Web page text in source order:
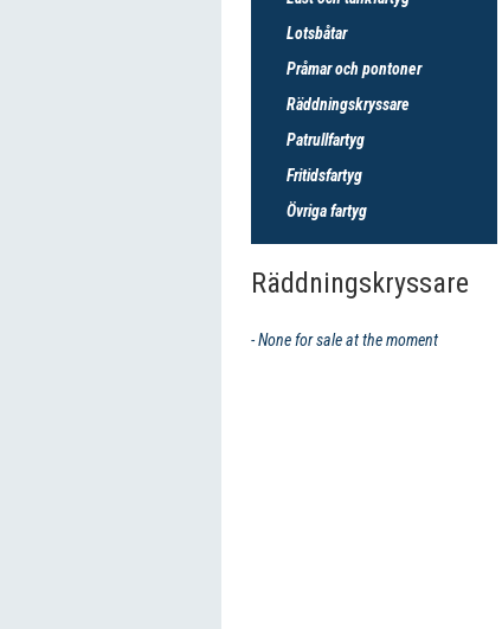
Lotsbåtar
Pråmar och pontoner
Räddningskryssare
Patrullfartyg
Fritidsfartyg
Övriga fartyg
Räddningskryssare
- None for sale at the moment